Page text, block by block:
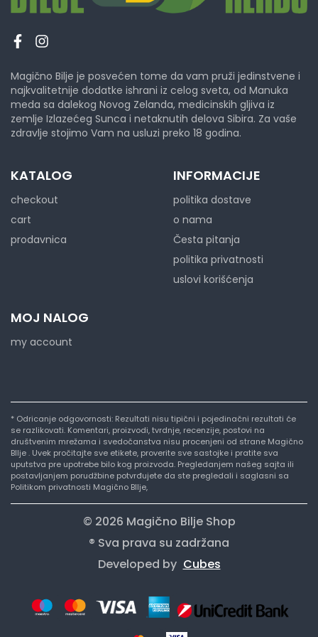
Magično Bilje je posvećen tome da vam pruži jedinstvene i
najkvalitetnije dodatke ishrani iz celog sveta, od Manuka
meda sa dalekog Novog Zelanda, medicinskih gljiva iz
zemlje Izlazećeg Sunca i netaknutih delova Sibira. Za vaše
zdravlje stojimo Vam na usluzi preko 18 godina.
KATALOG
checkout
cart
prodavnica
INFORMACIJE
politika dostave
o nama
Česta pitanja
politika privatnosti
uslovi korišćenja
MOJ NALOG
my account
* Odricanje odgovornosti: Rezultati nisu tipični i pojedinačni rezultati će
se razlikovati. Komentari, proizvodi, tvrdnje, recenzije, postovi na
društvenim mrežama i svedočanstva nisu procenjeni od strane Magično
BIlje . Uvek pročitajte sve etikete, proverite sve sastojke i pratite sva
uputstva pre upotrebe bilo kog proizvoda. Pregledanjem našeg sajta ili
postavljanjem porudžbine potvrđujete da ste pregledali i saglasni sa
Politikom privatnosti Magično BIlje,
© 2026 Magično Bilje Shop
® Sva prava su zadržana
Developed by Cubes